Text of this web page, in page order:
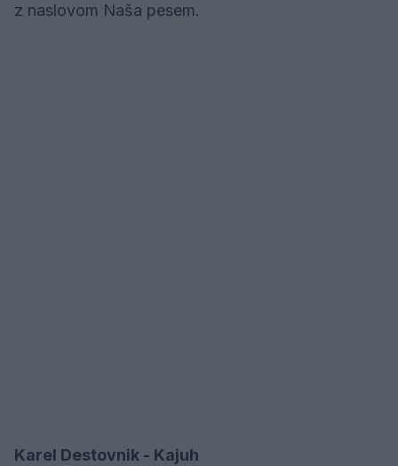
z naslovom Naša pesem.
Karel Destovnik - Kajuh